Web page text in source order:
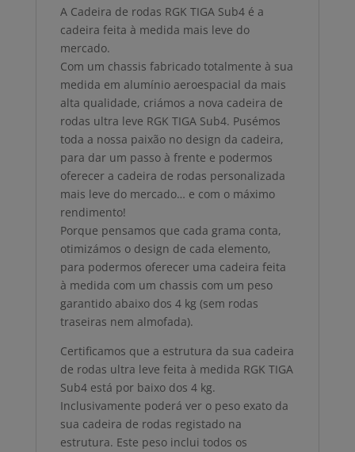
A Cadeira de rodas RGK TIGA Sub4 é a
cadeira feita à medida mais leve do
mercado.
Com um chassis fabricado totalmente à sua
medida em alumínio aeroespacial da mais
alta qualidade, criámos a nova cadeira de
rodas ultra leve RGK TIGA Sub4. Pusémos
toda a nossa paixão no design da cadeira,
para dar um passo à frente e podermos
oferecer a cadeira de rodas personalizada
mais leve do mercado… e com o máximo
rendimento!
Porque pensamos que cada grama conta,
otimizámos o design de cada elemento,
para podermos oferecer uma cadeira feita
à medida com um chassis com um peso
garantido abaixo dos 4 kg (sem rodas
traseiras nem almofada).
Certificamos que a estrutura da sua cadeira
de rodas ultra leve feita à medida RGK TIGA
Sub4 está por baixo dos 4 kg.
Inclusivamente poderá ver o peso exato da
sua cadeira de rodas registado na
estrutura. Este peso inclui todos os